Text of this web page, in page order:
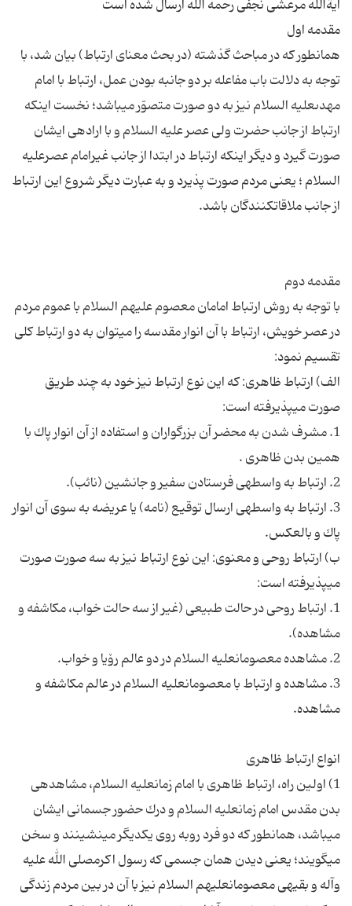
همان‏طور كه در مباحث گذشته (در بحث معناى ارتباط) بیان شد، با
توجه به دلالت باب مفاعله بر دو جانبه بودن عمل، ارتباط با امام
مهدى‏علیه السلام نیز به دو صورت متصوّر مى‏باشد؛ نخست اینكه
ارتباط از جانب حضرت ولى عصر علیه السلام و با اراده‏ى ایشان
صورت گیرد و دیگر اینكه ارتباط در ابتدا از جانب غیرامام عصرعلیه
السلام ؛ یعنى مردم صورت پذیرد و به عبارت دیگر شروع این ارتباط
با توجه به روش ارتباط امامان معصوم ‏علیهم السلام با عموم مردم
در عصر خویش، ارتباط با آن انوار مقدسه را مى‏توان به دو ارتباط كلى
الف) ارتباط ظاهرى: كه این نوع ارتباط نیز خود به چند طریق
1. مشرف شدن به محضر آن بزرگواران و استفاده از آن انوار پاك با
3. ارتباط به واسطه‏ى ارسال توقیع (نامه) یا عریضه به سوى آن انوار
ب) ارتباط روحى و معنوى: این نوع ارتباط نیز به سه صورت صورت
1. ارتباط روحى در حالت طبیعى (غیر از سه حالت خواب، مكاشفه و
3. مشاهده و ارتباط با معصومان‏علیه السلام در عالم مكاشفه و
1) اولین راه، ارتباط ظاهرى با امام زمان‏علیه السلام، مشاهده‏ى
بدن مقدس امام زمان‏علیه السلام و درك حضور جسمانى ایشان
مى‏باشد، همان‏طور كه دو فرد روبه روى یكدیگر مى‏نشینند و سخن
مى‏گویند؛ یعنى دیدن همان جسمى كه رسول اكرم‏صلى الله علیه
وآله و بقیه‏ى معصومان‏علیهم السلام نیز با آن در بین مردم زندگى